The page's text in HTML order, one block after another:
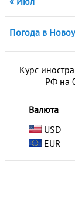
Погода в
Курс
РФ на
Валюта
USD
EUR